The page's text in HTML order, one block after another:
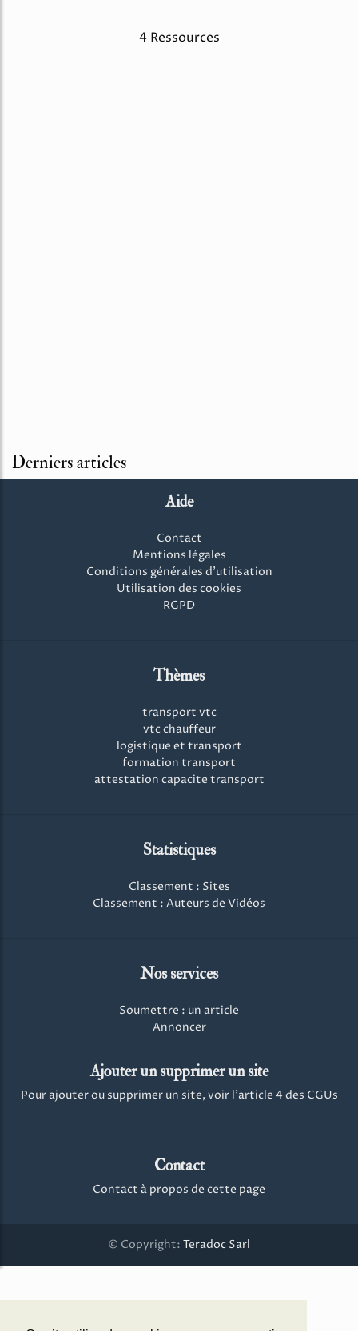
4 Ressources
Derniers articles
Aide
Contact
Mentions légales
Conditions générales d'utilisation
Utilisation des cookies
RGPD
Thèmes
transport vtc
vtc chauffeur
logistique et transport
formation transport
attestation capacite transport
Statistiques
Classement : Sites
Classement : Auteurs de Vidéos
Nos services
Soumettre : un article
Annoncer
Ajouter un supprimer un site
Pour ajouter ou supprimer un site, voir l'article 4 des CGUs
Contact
Contact à propos de cette page
© Copyright: Teradoc Sarl